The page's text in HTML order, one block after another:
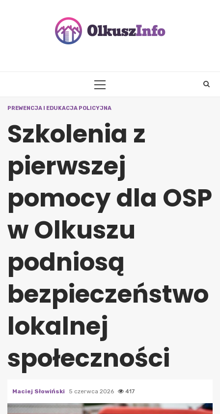
PRIMARY
PREWENCJA I EDUKACJA POLICYJNA
Szkolenia z
pierwszej
pomocy dla OSP
w Olkuszu
podniosą
bezpieczeństwo
lokalnej
społeczności
Maciej Słowiński 5 czerwca 2026 417